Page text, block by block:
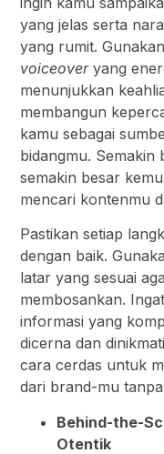
yang jelas serta
yang rumit.
voiceoveryang
menunjukkan
membangun
kamu sebagai
bidangmu. Semakin
semakin besar
mencari kontenmu
Pastikan setiap
dengan baik.
latar yang sesuai
membosankan.
informasi yang
dicerna dan
cara cerdas untuk
dari brand-mu
Behind-the-
Otentik